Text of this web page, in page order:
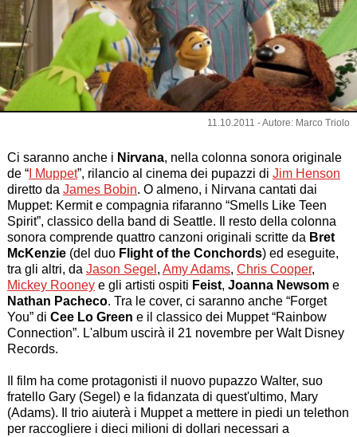
11.10.2011 - Autore: Marco Triolo
Ci saranno anche i Nirvana, nella colonna sonora originale
de “I Muppet”, rilancio al cinema dei pupazzi di Jim Henson
diretto da James Bobin. O almeno, i Nirvana cantati dai
Muppet: Kermite compagnia rifaranno “Smells Like Teen
Spirit”, classico della band di Seattle. Il resto della colonna
sonora comprende quattro canzoni originali scritte da Bret
McKenzie(del duo Flight of the Conchords) ed eseguite,
tra gli altri, da Jason Segel , Amy Adams, Chris Cooper,
Mickey Rooneye gli artisti ospiti Feist, Joanna Newsome
Nathan Pacheco. Tra le cover, ci saranno anche “Forget
You” di Cee Lo Green e il classico dei Muppet “Rainbow
Connection”. L'album uscirà il 21 novembre per Walt Disney
Records.
Il film ha come protagonisti il nuovo pupazzo Walter, suo
fratello Gary(Segel) e la fidanzata di quest'ultimo, Mary
(Adams). Il trio aiuterà i Muppet a mettere in piedi un telethon
per raccogliere i dieci milioni di dollari necessari a